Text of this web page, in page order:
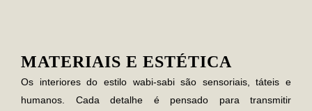
MATERIAIS E ESTÉTICA
Os interiores do estilo wabi-sabisão sensoriais, táteis e
humanos. Cada detalhe é pensado para transmitir